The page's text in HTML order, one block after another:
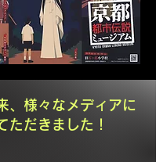
、様々なメディアに
ただきました！